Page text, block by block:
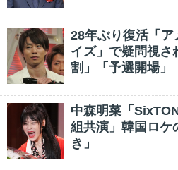
28年ぶり復活「ア
イズ」で疑問視さ
割」「予選開場」
中森明菜「
組共演」韓国ロケ
き」